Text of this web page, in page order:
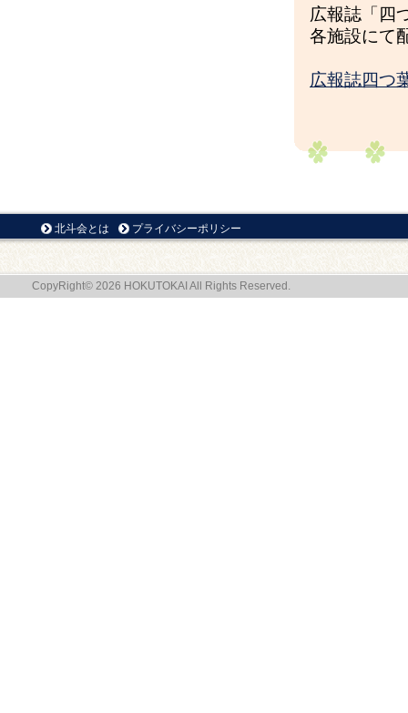
広報誌「四
各施設にて
広報誌四つ
北斗会とは プライバシーポリシー
CopyRight© 2026 HOKUTOKAI All Rights Reserved.